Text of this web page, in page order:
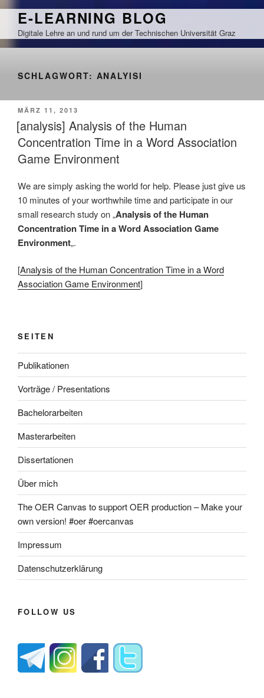
Zum
springen
E-LEARNING BLOG
Digitale Lehre an und rund um der Technischen Universität Graz
SCHLAGWORT: ANALYISI
VERÖFFENTLICHT
AM
MÄRZ 11, 2013
[analysis] Analysis of the Human
Concentration Time in a Word Association
Game Environment
We are simply asking the world for help. Please just give us
10 minutes of your worthwhile time and participate in our
small research study on „Analysis of the Human
Concentration Time in a Word Association Game
Environment„.
[Analysis of the Human Concentration Time in a Word
Association Game Environment]
SEITEN
Publikationen
Vorträge / Presentations
Bachelorarbeiten
Masterarbeiten
Dissertationen
Über mich
The OER Canvas to support OER production – Make your
own version! #oer #oercanvas
Impressum
Datenschutzerklärung
FOLLOW US